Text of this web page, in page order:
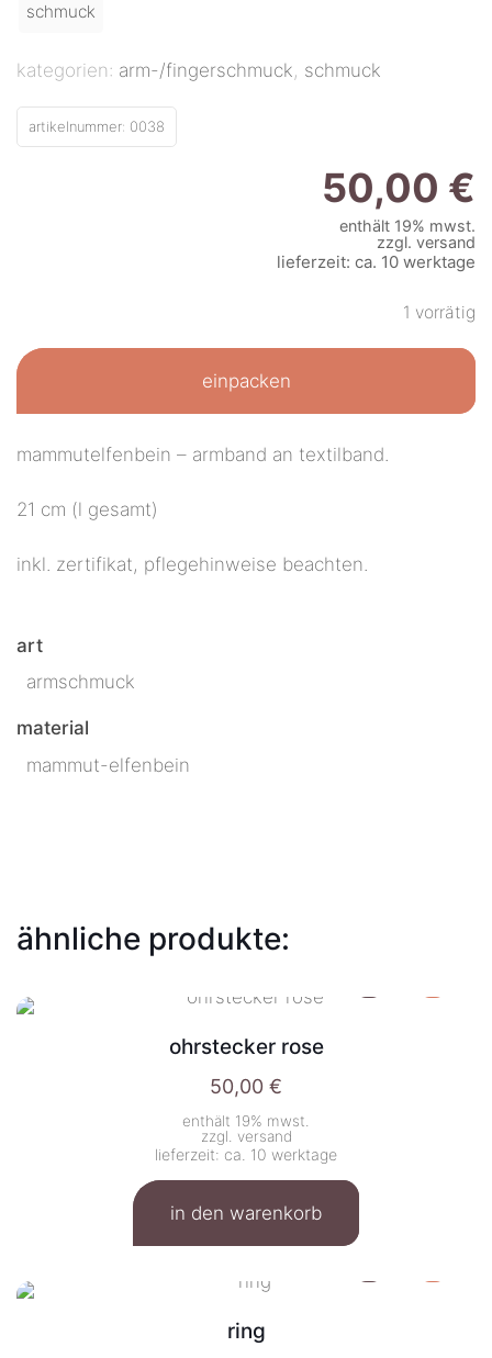
schmuck
kategorien: arm-/fingerschmuck, schmuck
artikelnummer: 0038
50,00 €
enthält 19% mwst.
zzgl. versand
lieferzeit: ca. 10 werktage
1 vorrätig
einpacken
mammutelfenbein – armband an textilband.
21 cm (l gesamt)
inkl. zertifikat, pflegehinweise beachten.
art
armschmuck
material
mammut-elfenbein
ähnliche produkte:
ohrstecker rose
50,00 €
enthält 19% mwst.
zzgl. versand
lieferzeit: ca. 10 werktage
in den warenkorb
ring